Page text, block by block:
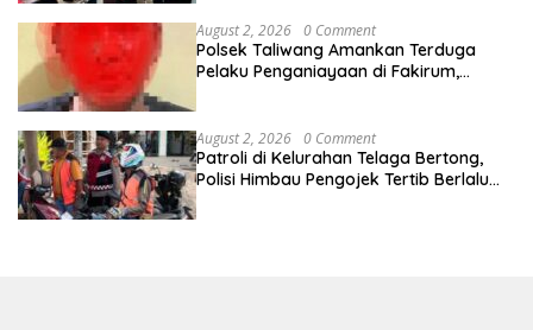
August 2, 2026 0 Comment
Polsek Taliwang Amankan Terduga
Pelaku Penganiayaan di Fakirum,
August 2, 2026 0 Comment
Patroli di Kelurahan Telaga Bertong,
Polisi Himbau Pengojek Tertib Berlalu